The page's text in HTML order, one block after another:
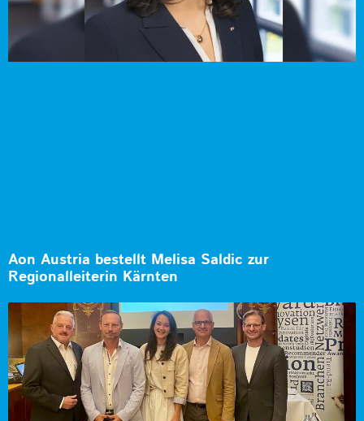
Aon Austria bestellt Melisa Saldic zur
Regionalleiterin Kärnten